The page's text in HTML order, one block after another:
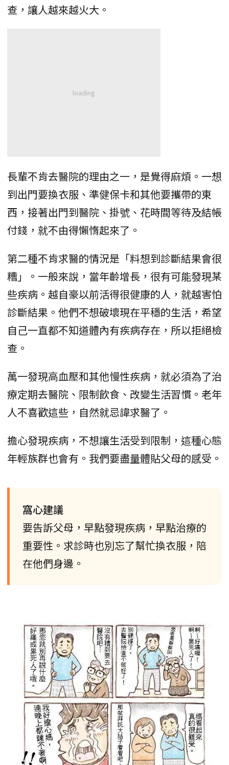
查，讓人越來越火大。
長輩不肯去醫院的理由之一，是覺得麻煩。一想
到出門要換衣服、準健保卡和其他要攜帶的東
西，接著出門到醫院、掛號、花時間等待及結帳
付錢，就不由得懶惰起來了。
第二種不肯求醫的情況是「料想到診斷結果會很
糟」。一般來說，當年齡增長，很有可能發現某
些疾病。越自豪以前活得很健康的人，就越害怕
診斷結果。他們不想破壞現在平穩的生活，希望
自己一直都不知道體內有疾病存在，所以拒絕檢
查。
萬一發現高血壓和其他慢性疾病，就必須為了治
療定期去醫院、限制飲食、改變生活習慣。老年
人不喜歡這些，自然就忌諱求醫了。
擔心發現疾病，不想讓生活受到限制，這種心態
年輕族群也會有。我們要盡量體貼父母的感受。
窩心建議
要告訴父母，早點發現疾病，早點治療的
重要性。求診時也別忘了幫忙換衣服，陪
在他們身邊。